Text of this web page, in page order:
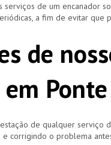
serviços de um encanador
a fim de evitar que
de
de qualquer serviço
corrigindo o problema